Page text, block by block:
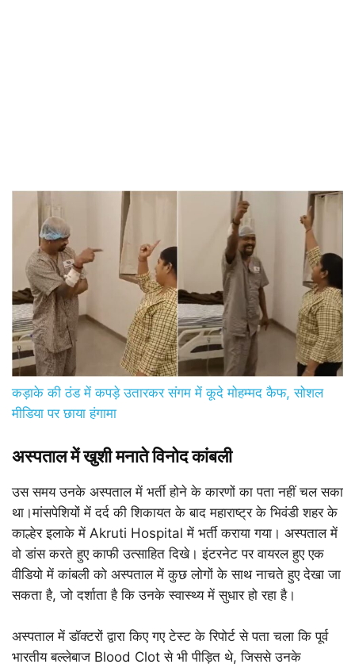
कड़ाके की ठंड में कपड़े उतारकर संगम में कूदे मोहम्मद कैफ, सोशल
मीडिया पर छाया हंगामा
अस्पताल में खुशी मनाते विनोद कांबली
उस समय उनके अस्पताल में भर्ती होने के कारणों का पता नहीं चल सका
था।मांसपेशियों में दर्द की शिकायत के बाद महाराष्ट्र के भिवंडी शहर के
काल्हेर इलाके में Akruti Hospital में भर्ती कराया गया। अस्पताल में
वो डांस करते हुए काफी उत्साहित दिखे। इंटरनेट पर वायरल हुए एक
वीडियो में कांबली को अस्पताल में कुछ लोगों के साथ नाचते हुए देखा जा
सकता है, जो दर्शाता है कि उनके स्वास्थ्य में सुधार हो रहा है।
अस्पताल में डॉक्टरों द्वारा किए गए टेस्ट के रिपोर्ट से पता चला कि पूर्व
भारतीय बल्लेबाज Blood Clot से भी पीड़ित थे, जिससे उनके